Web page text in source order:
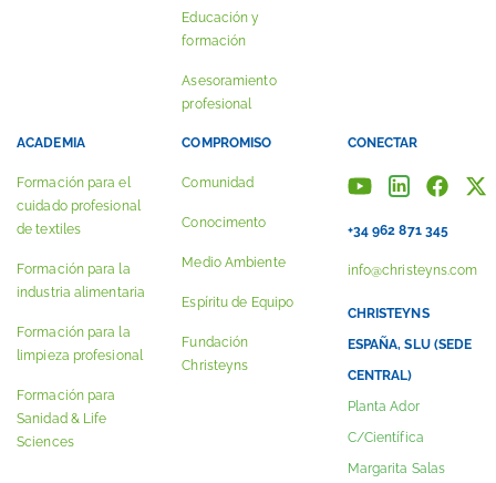
Educación y
formación
Asesoramiento
profesional
ACADEMIA
Formación para el
cuidado profesional
de textiles
Formación para la
industria alimentaria
Formación para la
limpieza profesional
Formación para
Sanidad & Life
Sciences
COMPROMISO
Comunidad
Conocimento
Medio Ambiente
Espíritu de Equipo
Fundación
Christeyns
CONECTAR
+34 962 871 345
info@christeyns.com
CHRISTEYNS
ESPAÑA, SLU (SEDE
CENTRAL)
Planta Ador
C/Científica
Margarita Salas